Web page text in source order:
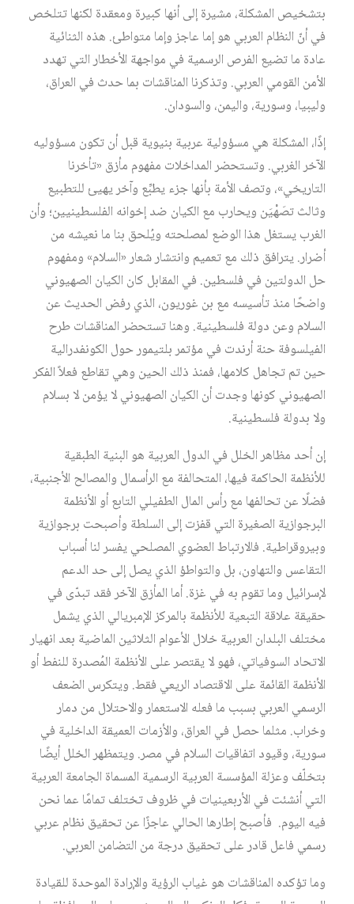
بتشخيص المشكلة، مشيرة إلى أنها كبيرة ومعقدة لكنها تتلخص
في أنّ النظام العربي هو إما عاجز وإما متواطئ. هذه الثنائية
عادة ما تضيع الفرص الرسمية في مواجهة الأخطار التي تهدد
الأمن القومي العربي. وتذكرنا المناقشات بما حدث في العراق،
وليبيا، وسورية، واليمن، والسودان.
إذًا، المشكلة هي مسؤولية عربية بنيوية قبل أن تكون مسؤوليه
الآخر الغربي. وتستحضر المداخلات مفهوم مأزق «تأخرنا
التاريخي»، وتصف الأمة بأنها جزء يطبِّع وآخر يهيئ للتطبيع
وثالث تصَهْيَن ويحارب مع الكيان ضد إخوانه الفلسطينيين؛ وأن
الغرب يستغل هذا الوضع لمصلحته ويُلحق بنا ما نعيشه من
أضرار. يترافق ذلك مع تعميم وانتشار شعار «السلام» ومفهوم
حل الدولتين في فلسطين. في المقابل كان الكيان الصهيوني
واضحًا منذ تأسيسه مع بن غوريون، الذي رفض الحديث عن
السلام وعن دولة فلسطينية. وهنا تستحضر المناقشات طرح
الفيلسوفة حنة أرندت في مؤتمر بلتيمور حول الكونفدرالية
حين تم تجاهل كلامها، فمنذ ذلك الحين وهي تقاطع فعلاً الفكر
الصهيوني كونها وجدت أن الكيان الصهيوني لا يؤمن لا بسلام
ولا بدولة فلسطينية.
إن أحد مظاهر الخلل في الدول العربية هو البنية الطبقية
للأنظمة الحاكمة فيها، المتحالفة مع الرأسمال والمصالح الأجنبية،
فضلًا عن تحالفها مع رأس المال الطفيلي التابع أو الأنظمة
البرجوازية الصغيرة التي قفزت إلى السلطة وأصبحت برجوازية
وبيروقراطية. فالارتباط العضوي المصلحي يفسر لنا أسباب
التقاعس والتهاون، بل والتواطؤ الذي يصل إلى حد الدعم
لإسرائيل وما تقوم به في غزة. أما المأزق الآخر فقد تبدّى في
حقيقة علاقة التبعية للأنظمة بالمركز الإمبريالي الذي يشمل
مختلف البلدان العربية خلال الأعوام الثلاثين الماضية بعد انهيار
الاتحاد السوفياتي، فهو لا يقتصر على الأنظمة المُصدرة للنفط أو
الأنظمة القائمة على الاقتصاد الريعي فقط. ويتكرس الضعف
الرسمي العربي بسبب ما فعله الاستعمار والاحتلال من دمار
وخراب. مثلما حصل في العراق، والأزمات العميقة الداخلية في
سورية، وقيود اتفاقيات السلام في مصر. ويتمظهر الخلل أيضًا
بتخلّف وعزلة المؤسسة العربية الرسمية المسماة الجامعة العربية
التي أنشئت في الأربعينيات في ظروف تختلف تمامًا عما نحن
فيه اليوم. فأصبح إطارها الحالي عاجزًا عن تحقيق نظام عربي
رسمي فاعل قادر على تحقيق درجة من التضامن العربي.
وما تؤكده المناقشات هو غياب الرؤية والإرادة الموحدة للقيادة